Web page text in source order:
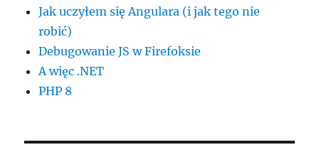
Jak uczyłem się Angulara (i jak tego nie
robić)
Debugowanie JS w Firefoksie
A więc .NET
PHP 8